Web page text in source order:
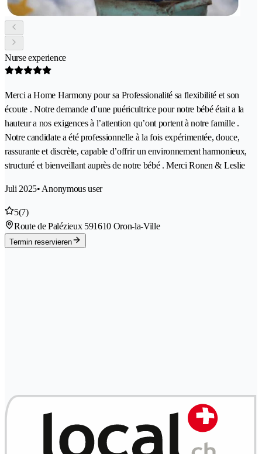
Nurse experience
Merci a Home Harmony pour sa Professionalité sa flexibilité et son
écoute . Notre demande d’une puéricultrice pour notre bébé était a la
hauteur a nos exigences à l’attention qu’ont portent à notre famille .
Notre candidate a été professionnelle à la fois expérimentée, douce,
rassurante et discrète, capable d’offrir un environnement harmonieux,
structuré et bienveillant auprès de notre bébé . Merci Ronen & Leslie
Juli 2025• Anonymous user
5(7)
Route de Palézieux 591610 Oron-la-Ville
Termin reservieren